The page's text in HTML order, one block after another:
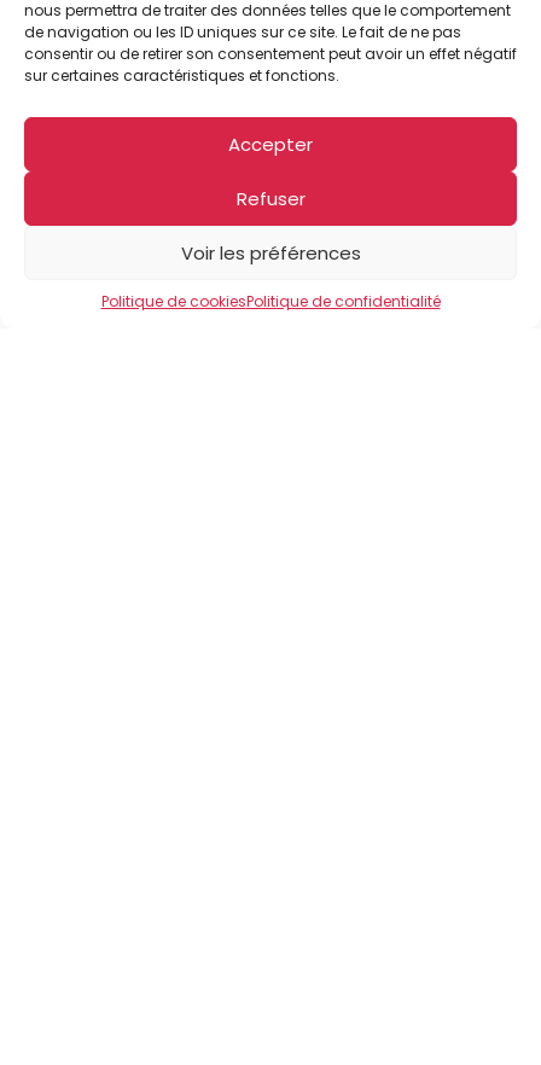
nous permettra de traiter des données telles que le comportement
de navigation ou les ID uniques sur ce site. Le fait de ne pas
consentir ou de retirer son consentement peut avoir un effet négatif
sur certaines caractéristiques et fonctions.
Accepter
Refuser
Voir les préférences
Politique de cookiesPolitique de confidentialité
présent dans chaque newsletter que vous
recevez.
